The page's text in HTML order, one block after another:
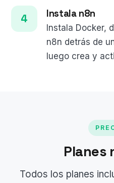
Instala n8n
Instala Docker,
n8n detrás de
luego crea y
Planes
Todos los planes